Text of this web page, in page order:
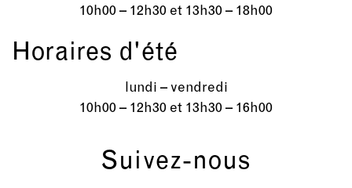
10h00 – 12h30 et 13h30 – 18h00
Horaires d'été
lundi – vendredi
10h00 – 12h30 et 13h30 – 16h00
Suivez-nous